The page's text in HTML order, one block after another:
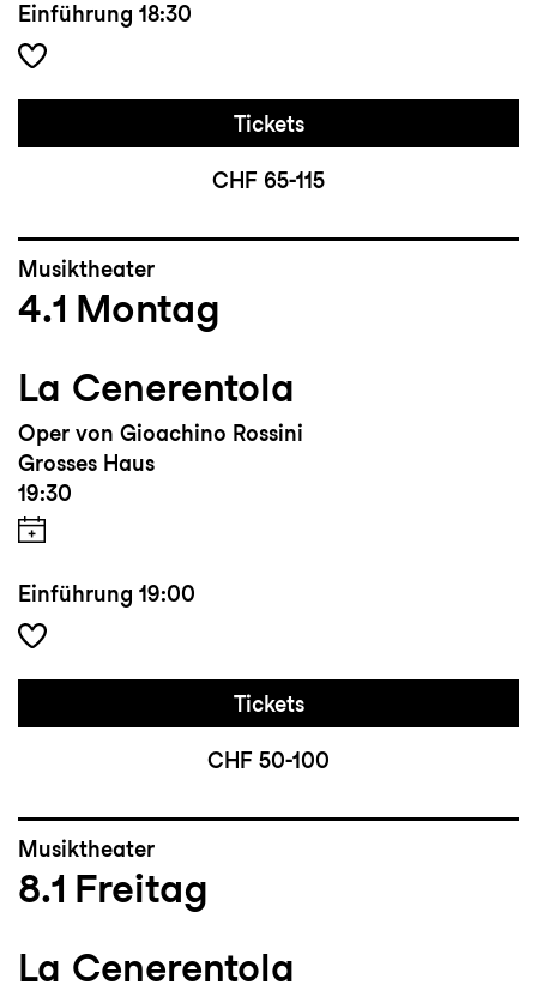
Einführung 18:30
Tickets
CHF 65-115
Musiktheater
4.1 Montag
La Cenerentola
Oper von Gioachino Rossini
Grosses Haus
19:30
Einführung 19:00
Tickets
CHF 50-100
Musiktheater
8.1 Freitag
La Cenerentola